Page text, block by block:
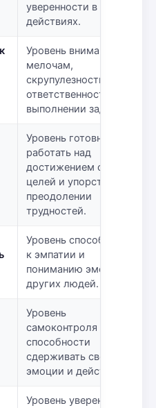
уверенности в своих
действиях.
Уровень внимания к
мелочам,
скрупулезности и
ответственности в
выполнении задач.
Уровень готовности
работать над
достижением своих
целей и упорства в
преодолении
трудностей.
Уровень способности
к эмпатии и
пониманию эмоций
других людей.
Уровень
самоконтроля и
способности
сдерживать свои
эмоции и действия.
Уровень уверенности